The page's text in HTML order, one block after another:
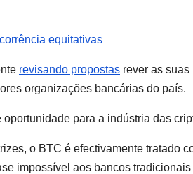
equitativas
revisando propostas rever as
organizações bancárias do país.
oportunidade para a indústria das
o BTC é efectivamente tratado
impossível aos bancos